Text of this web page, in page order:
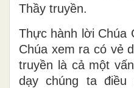
Thầy truyền.
Thực hành lời Chúa
Chúa xem ra có vẻ
truyền là cả một
dạy chúng ta điều